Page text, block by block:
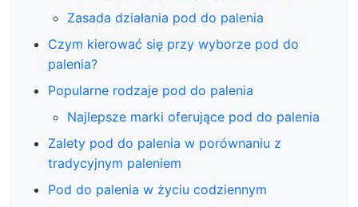
Zasada działania pod do palenia
Czym kierować się przy wyborze pod do
palenia?
Popularne rodzaje pod do palenia
Najlepsze marki oferujące pod do palenia
Zalety pod do palenia w porównaniu z
tradycyjnym paleniem
Pod do palenia w życiu codziennym